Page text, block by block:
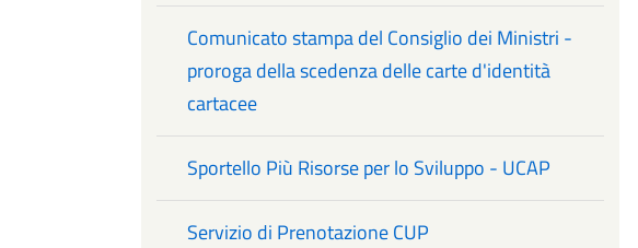
Comunicato stampa del Consiglio dei Ministri -
proroga della scedenza delle carte d'identità
cartacee
Sportello Più Risorse per lo Sviluppo - UCAP
Servizio di Prenotazione CUP